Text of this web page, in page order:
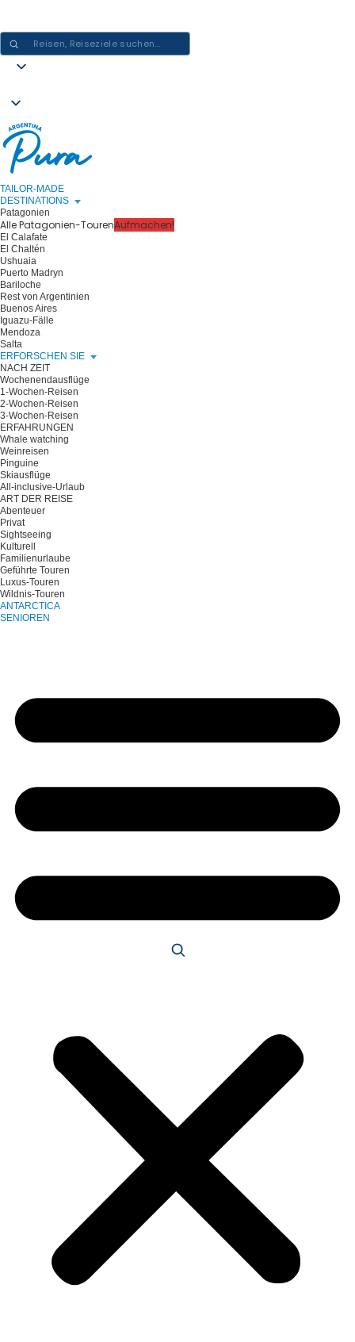
TAILOR-MADE
DESTINATIONS
Patagonien
Alle Patagonien-TourenAufmachen!
El Calafate
El Chaltén
Ushuaia
Puerto Madryn
Bariloche
Rest von Argentinien
Buenos Aires
Iguazu-Fälle
Mendoza
Salta
ERFORSCHEN SIE
NACH ZEIT
Wochenendausflüge
1-Wochen-Reisen
2-Wochen-Reisen
3-Wochen-Reisen
ERFAHRUNGEN
Whale watching
Weinreisen
Pinguine
Skiausflüge
All-inclusive-Urlaub
ART DER REISE
Abenteuer
Privat
Sightseeing
Kulturell
Familienurlaube
Geführte Touren
Luxus-Touren
Wildnis-Touren
ANTARCTICA
SENIOREN